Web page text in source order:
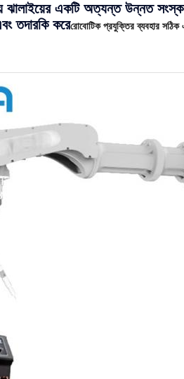
ঝালাইয়ের একটি অত্যন্ত উন্নত
তদারকি করেরোবোটিক প্রযুক্তির ব্যবহার